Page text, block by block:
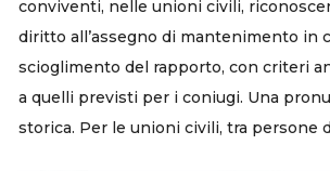
conviventi, nelle unioni civili,
diritto all’assegno di mantenimento in
scioglimento del rapporto, con criteri
a quelli previsti per i coniugi. Una
storica. Per le unioni civili, tra persone